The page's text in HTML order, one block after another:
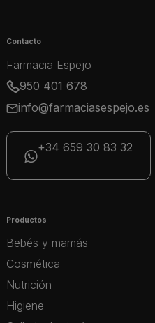
Contacto
Farmacia Espejo
950 401 678
info@farmaciasespejo.es
+34 659 30 83 32
Productos
Bebés y mamás
Cosmética
Nutrición
Higiene